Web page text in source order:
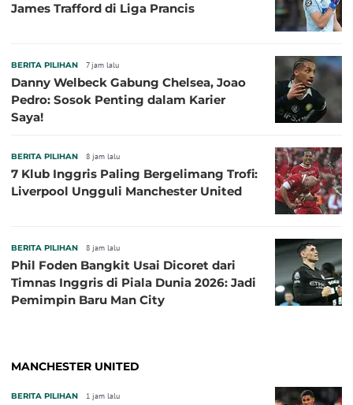
James Trafford di Liga Prancis
BERITA PILIHAN 7 jam lalu
Danny Welbeck Gabung Chelsea, Joao
Pedro: Sosok Penting dalam Karier
Saya!
BERITA PILIHAN 8 jam lalu
7 Klub Inggris Paling Bergelimang Trofi:
Liverpool Ungguli Manchester United
BERITA PILIHAN 8 jam lalu
Phil Foden Bangkit Usai Dicoret dari
Timnas Inggris di Piala Dunia 2026: Jadi
Pemimpin Baru Man City
MANCHESTER UNITED
BERITA PILIHAN 1 jam lalu